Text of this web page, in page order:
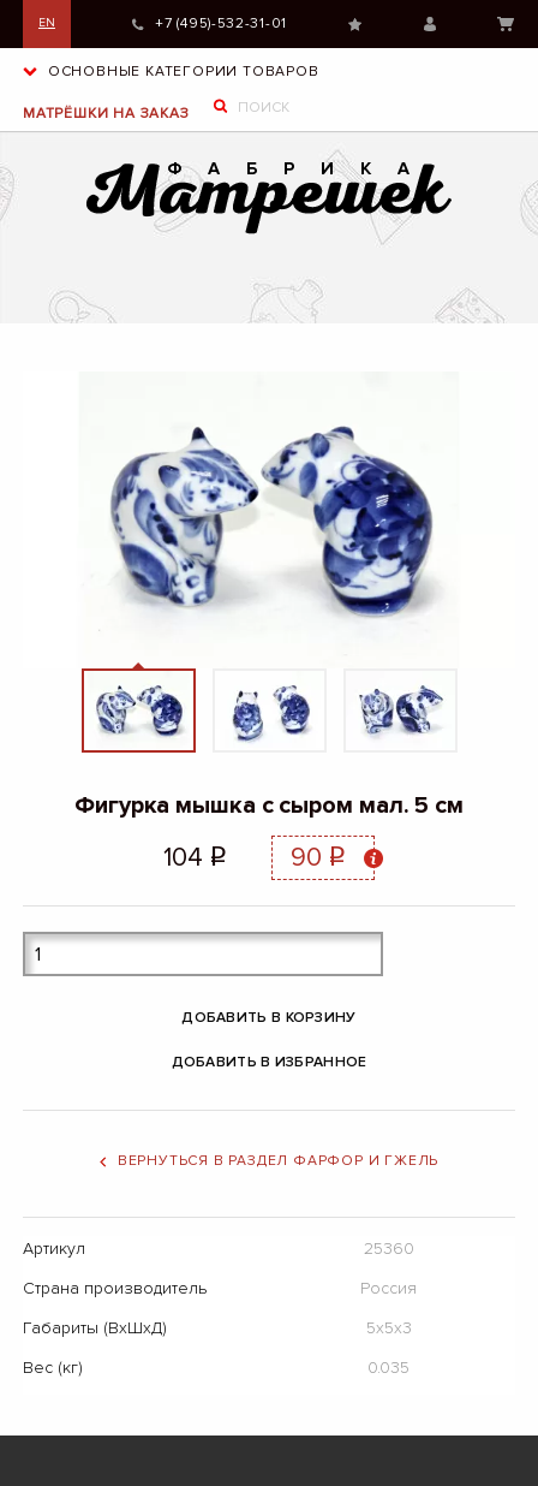
EN +7 (495)-532-31-01
ОСНОВНЫЕ КАТЕГОРИИ ТОВАРОВ
МАТРЁШКИ НА ЗАКАЗ
Фигурка мышка с сыром мал. 5 см
104 q 90 q
ДОБАВИТЬ В КОРЗИНУ
ДОБАВИТЬ В ИЗБРАННОЕ
ВЕРНУТЬСЯ В РАЗДЕЛ ФАРФОР И ГЖЕЛЬ
Артикул
25360
Страна производитель
Россия
Габариты (ВхШхД)
5х5х3
Вес (кг)
0.035